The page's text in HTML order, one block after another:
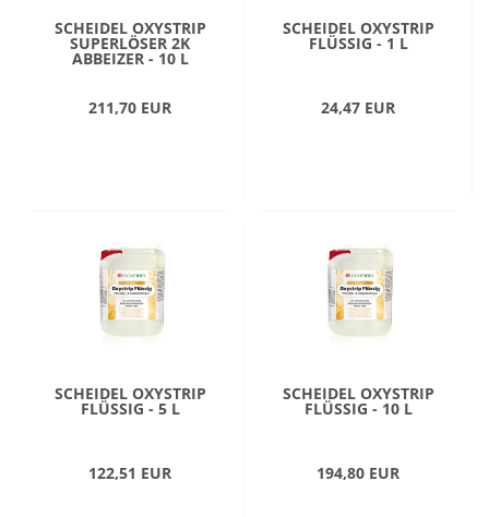
SCHEIDEL OXYSTRIP
SUPERLÖSER 2K
ABBEIZER - 10 L
211,70 EUR
SCHEIDEL OXYSTRIP
FLÜSSIG - 1 L
24,47 EUR
SCHEIDEL OXYSTRIP
FLÜSSIG - 5 L
122,51 EUR
SCHEIDEL OXYSTRIP
FLÜSSIG - 10 L
194,80 EUR